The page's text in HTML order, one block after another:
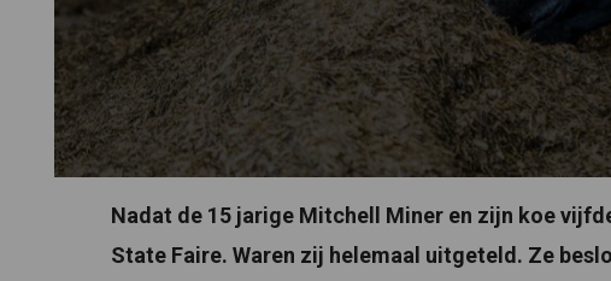
Nadat de 15 jarige Mitchell Miner en zijn koe
State Faire. Waren zij helemaal uitgeteld. Ze